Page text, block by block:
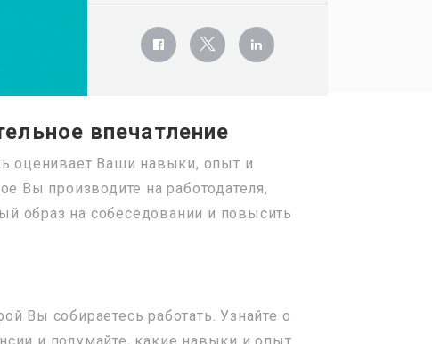
впечатление
оценивает Ваши навыки, опыт и
Вы производите на работодателя,
образ на собеседовании и повысить
Вы собираетесь работать. Узнайте о